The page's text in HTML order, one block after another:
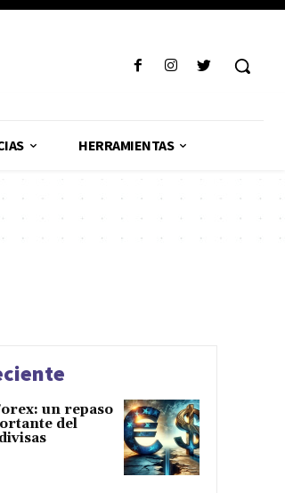
HERRAMIENTAS
un repaso
del